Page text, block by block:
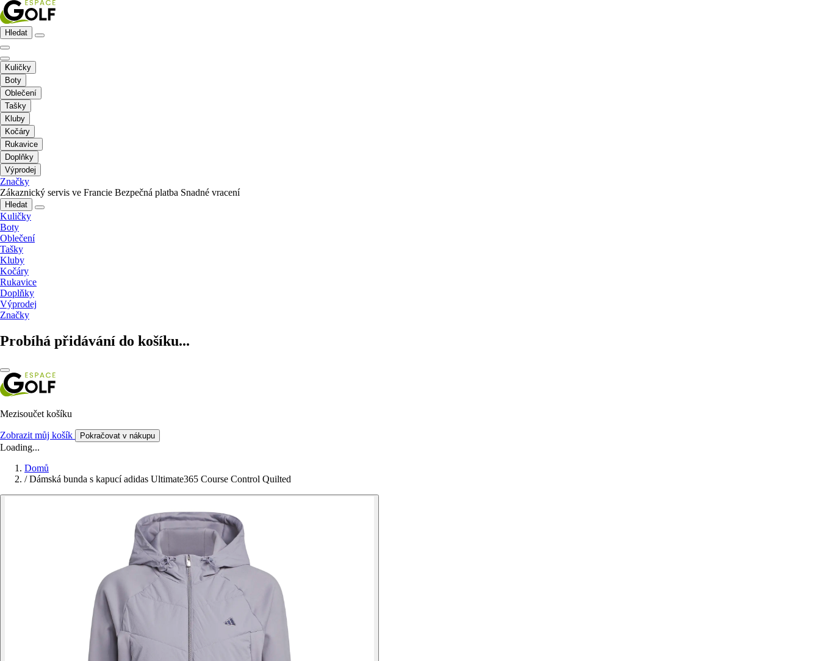
Hledat
Kuličky
Boty
Oblečení
Tašky
Kluby
Kočáry
Rukavice
Doplňky
Výprodej
Značky
Zákaznický servis ve Francie Bezpečná platba Snadné vracení
Hledat
Kuličky
Boty
Oblečení
Tašky
Kluby
Kočáry
Rukavice
Doplňky
Výprodej
Značky
Probíhá přidávání do košíku...
Mezisoučet košíku
Zobrazit můj košík Pokračovat v nákupu
Loading...
Domů
/ Dámská bunda s kapucí adidas Ultimate365 Course Control Quilted